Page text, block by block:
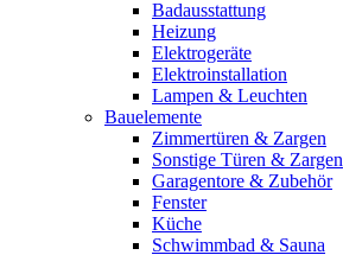
Badausstattung
Heizung
Elektrogeräte
Elektroinstallation
Lampen & Leuchten
Bauelemente
Zimmertüren & Zargen
Sonstige Türen & Zargen
Garagentore & Zubehör
Fenster
Küche
Schwimmbad & Sauna